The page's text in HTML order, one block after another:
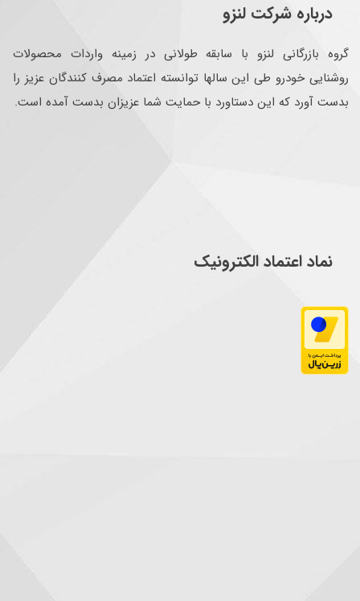
درباره شرکت لنزو
گروه بازرگانی لنزو با سابقه طولانی در زمینه واردات محصولات
روشنایی خودرو طی این سالها توانسته اعتماد مصرف کنندگان عزیز را
بدست آورد که این دستاورد با حمایت شما عزیزان بدست آمده است.
نماد اعتماد الکترونیک